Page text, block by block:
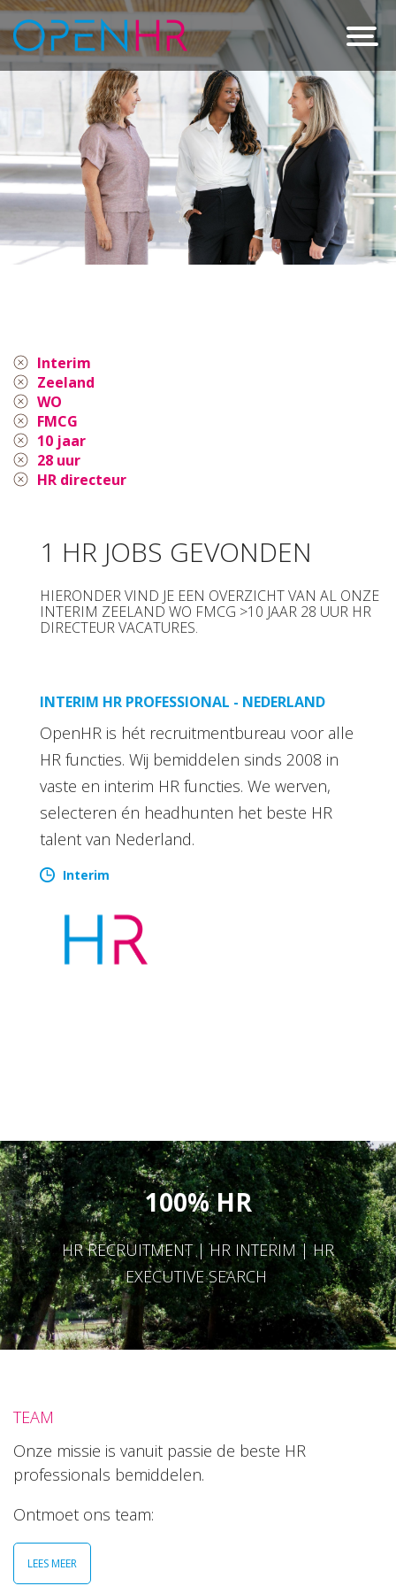
Interim
Zeeland
WO
FMCG
10 jaar
28 uur
HR directeur
1 HR JOBS GEVONDEN
HIERONDER VIND JE EEN OVERZICHT VAN AL ONZE
INTERIM ZEELAND WO FMCG >10 JAAR 28 UUR HR
DIRECTEUR VACATURES.
INTERIM HR PROFESSIONAL - NEDERLAND
OpenHR is hét recruitmentbureau voor alle
HR functies. Wij bemiddelen sinds 2008 in
vaste en interim HR functies. We werven,
selecteren én headhunten het beste HR
talent van Nederland.
Interim
100% HR
HR RECRUITMENT | HR INTERIM | HR
EXECUTIVE SEARCH
TEAM
Onze missie is vanuit passie de beste HR
professionals bemiddelen.
Ontmoet ons team:
LEES MEER